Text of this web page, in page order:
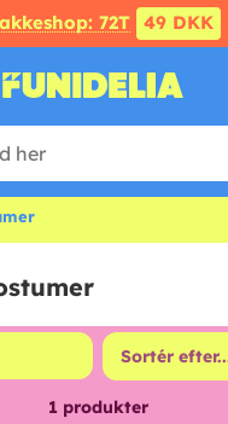
72T 49 DKK
1 produkter